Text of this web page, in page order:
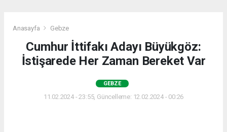
Anasayfa Gebze
Cumhur İttifakı Adayı Büyükgöz:
İstişarede Her Zaman Bereket Var
GEBZE
11.02.2024 - 23:55, Güncelleme: 12.02.2024 - 00:26